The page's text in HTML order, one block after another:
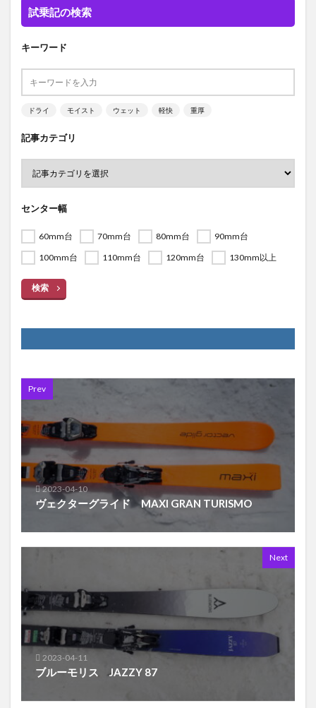
試乗記の検索
キーワード
ドライ モイスト ウェット 軽快 重厚
記事カテゴリ
センター幅
60mm台 70mm台 80mm台
90mm台
100mm台
110mm台 120mm台 130mm以上
検索
Prev
2023-04-10
ヴェクターグライド MAXI GRAN TURISMO
Next
2023-04-11
ブルーモリス JAZZY 87